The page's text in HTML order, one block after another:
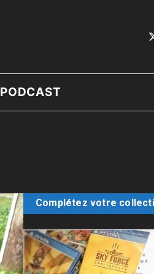
PODCAST
Complétez votre